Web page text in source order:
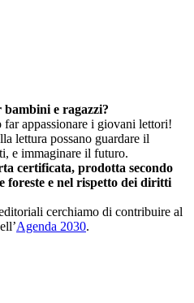
e ragazzi?
appassionare i giovani lettori!
lettura possano guardare il
e immaginare il futuro.
certificata, prodotta secondo
foreste e nel rispetto dei diritti
cerchiamo di contribuire al
Agenda 2030.